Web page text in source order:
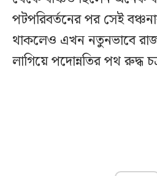
পটপরিবর্তনের পর সেই
থাকলেও এখন নতুনভাবে
লাগিয়ে পদোন্নতির পথ রুদ্ধ